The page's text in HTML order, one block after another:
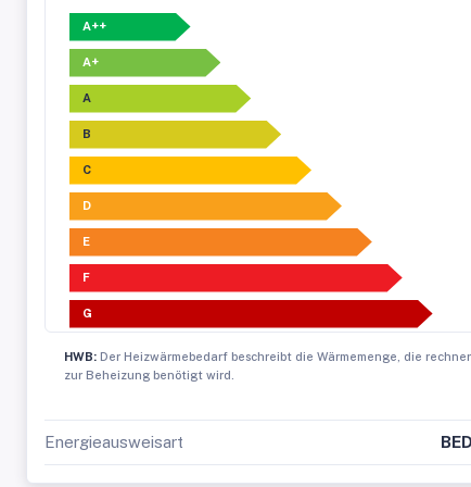
A++
A+
A
B
C
D
E
F
G
HWB: Der Heizwärmebedarf beschreibt die Wärmemenge, die
zur Beheizung benötigt wird.
Energieausweisart